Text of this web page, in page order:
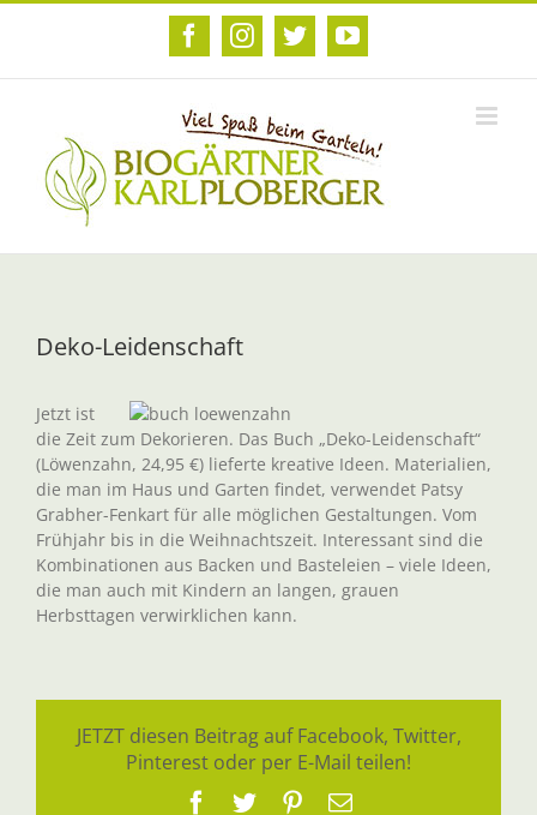
Zum
FacebookInstagram
TwitterYouTube
Deko-Leidenschaft
Jetzt ist
die Zeit zum Dekorieren. Das Buch „Deko-Leidenschaft“
(Löwenzahn, 24,95 €) lieferte kreative Ideen. Materialien,
die man im Haus und Garten findet, verwendet Patsy
Grabher-Fenkart für alle möglichen Gestaltungen. Vom
Frühjahr bis in die Weihnachtszeit. Interessant sind die
Kombinationen aus Backen und Basteleien – viele Ideen,
die man auch mit Kindern an langen, grauen
Herbsttagen verwirklichen kann.
JETZT diesen Beitrag auf Facebook, Twitter,
Pinterest oder per E-Mail teilen!
Facebook
TwitterPinterest
E-